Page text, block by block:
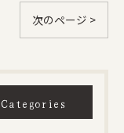
次のページ >
Categories